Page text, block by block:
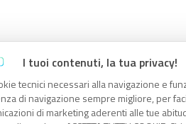
I tuoi contenuti, la tua privacy!
tecnici necessari alla navigazione e
di navigazione sempre migliore, per
di marketing aderenti alle tue
il link RSS negli appunti.